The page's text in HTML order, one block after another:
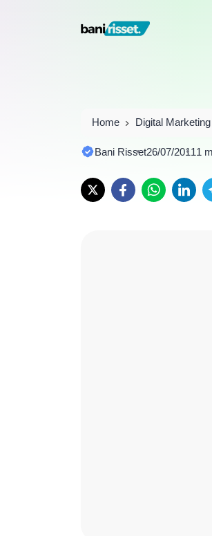
Home Digital Marketing
Bani Risset26/07/20111